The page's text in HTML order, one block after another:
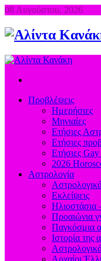
08 Αυγούστου, 2026
Προβλέψεις
Ημερήσιες
Μηνιαίες
Ετήσιες
Ετήσιες
Ετήσιες
2026
Αστρολογία
Εκλείψεις
Ηλιοστάσια
Προαιώνια
Παγκόσμια
Ιστορία της
Aρχαίοι